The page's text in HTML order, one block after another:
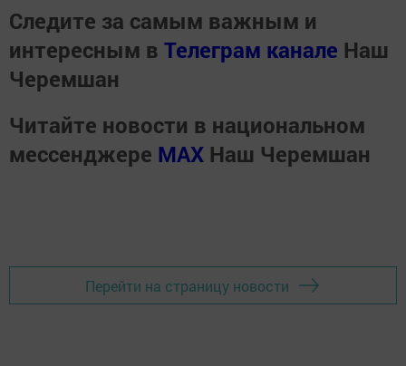
Следите за самым важным и
интересным в Телеграм канале Наш
Черемшан
Читайте новости в национальном
мессенджере MАХ Наш Черемшан
Перейти на страницу новости